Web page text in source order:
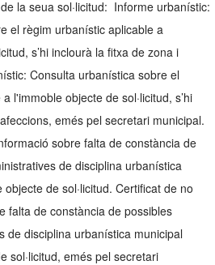
la seua sol·licitud: Informe urbanístic:
el règim urbanístic aplicable a
s’hi inclourà la fitxa de zona i
Consulta urbanística sobre el
l'immoble objecte de sol·licitud, s’hi
emés pel secretari municipal.
sobre falta de constància de
de disciplina urbanística
de sol·licitud. Certificat de no
falta de constància de possibles
de disciplina urbanística municipal
sol·licitud, emés pel secretari